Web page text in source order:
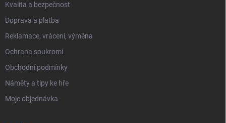
Kvalita a bezpečnost
Doprava a platba
Reklamace, vrácení, výměna
Ochrana soukromí
Obchodní podmínky
Náměty a tipy ke hře
Moje objednávka